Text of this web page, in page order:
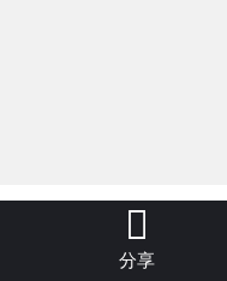

分享